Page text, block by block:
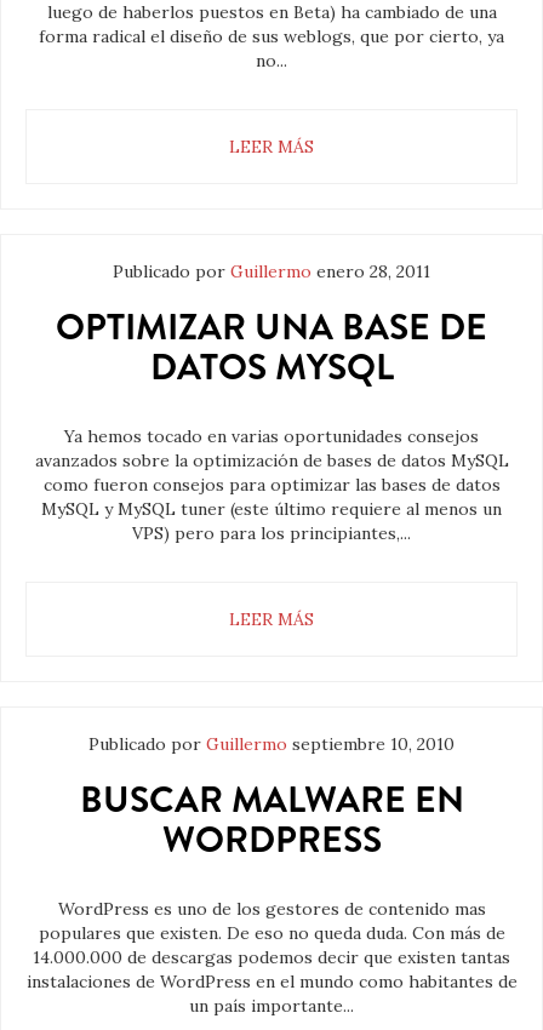
luego de haberlos puestos en Beta) ha cambiado de una
forma radical el diseño de sus weblogs, que por cierto, ya
no...
LEER MÁS
Publicado por Guillermo enero 28, 2011
OPTIMIZAR UNA BASE DE
DATOS MYSQL
Ya hemos tocado en varias oportunidades consejos
avanzados sobre la optimización de bases de datos MySQL
como fueron consejos para optimizar las bases de datos
MySQL y MySQL tuner (este último requiere al menos un
VPS) pero para los principiantes,...
LEER MÁS
Publicado por Guillermo septiembre 10, 2010
BUSCAR MALWARE EN
WORDPRESS
WordPress es uno de los gestores de contenido mas
populares que existen. De eso no queda duda. Con más de
14.000.000 de descargas podemos decir que existen tantas
instalaciones de WordPress en el mundo como habitantes de
un país importante...